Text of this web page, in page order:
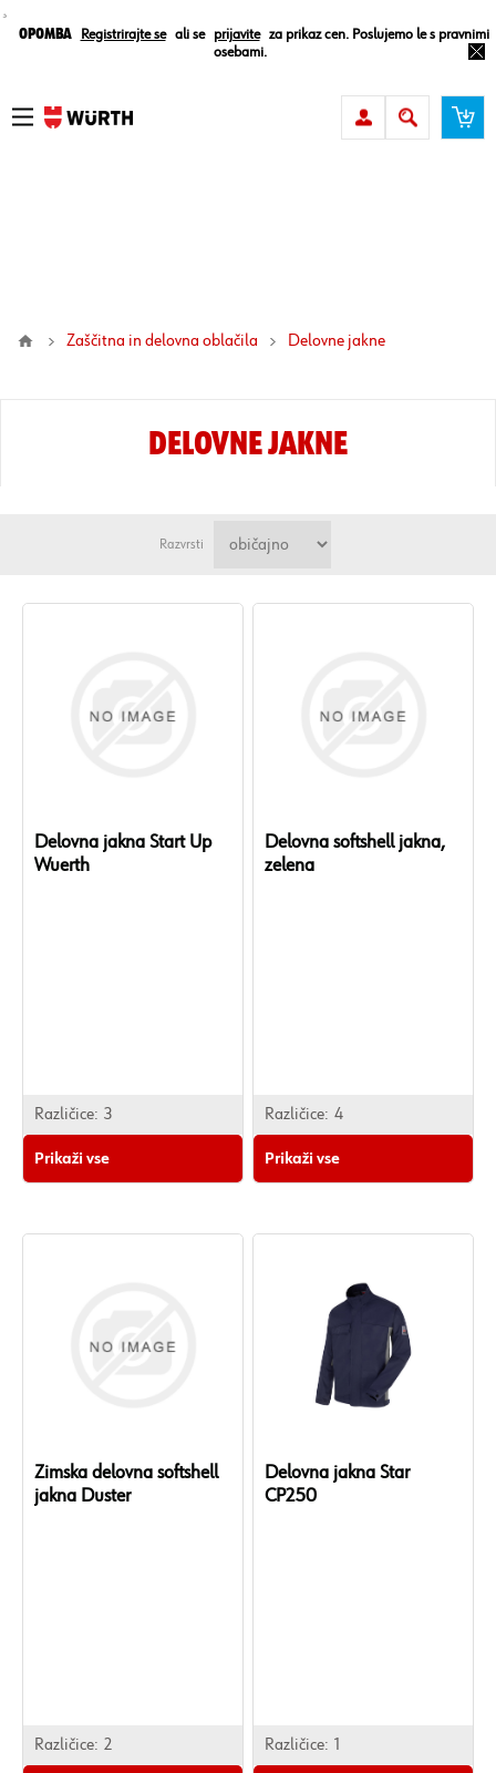
¸
Opomba Registrirajte se ali se prijavite
za prikaz cen. Poslujemo le s pravnimi
osebami.
Zaščitna in delovna oblačila delovne jakne
DELOVNE JAKNE
Razvrsti
Delovna jakna Start Up
Wuerth
Različice: 3
Prikaži vse
Delovna softshell jakna,
zelena
Različice: 4
Prikaži vse
Zimska delovna softshell
jakna Duster
Različice: 2
Delovna jakna Star
CP250
Različice: 1